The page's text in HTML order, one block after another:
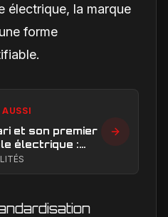
électrique, la marque
forme
et son premier
électrique :
de